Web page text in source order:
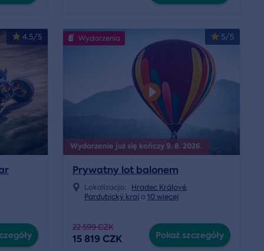
4.5/5
Wydarzenie już się kończy 9. 8. 2026.
5/5
Wydarzenia
Prywatny lot balonem
Lokalizacja: Hradec Králové,
Pardubický kraj a10 więcej
22 599 CZK
15 819 CZK Pokaż szczegóły